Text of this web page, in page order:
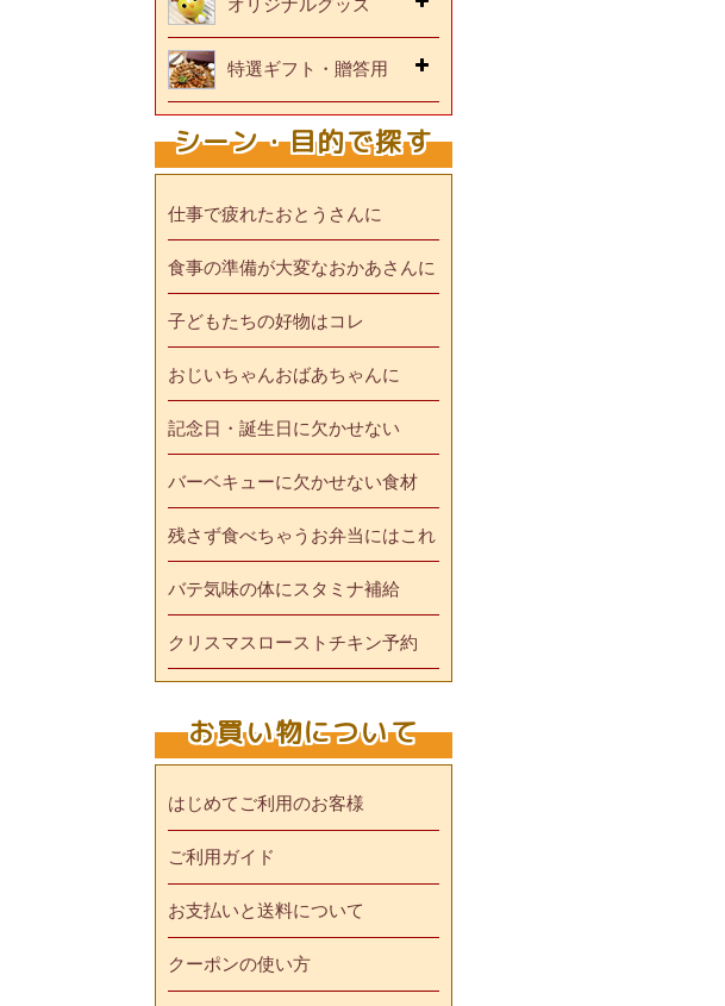
特選ギフト・贈答用
シーン・目的で探す
仕事で疲れたおとうさんに
食事の準備が大変なおかあさんに
子どもたちの好物はコレ
おじいちゃんおばあちゃんに
記念日・誕生日に欠かせない
バーベキューに欠かせない食材
残さず食べちゃうお弁当にはこれ
バテ気味の体にスタミナ補給
クリスマスローストチキン予約
お買い物について
はじめてご利用のお客様
ご利用ガイド
お支払いと送料について
クーポンの使い方